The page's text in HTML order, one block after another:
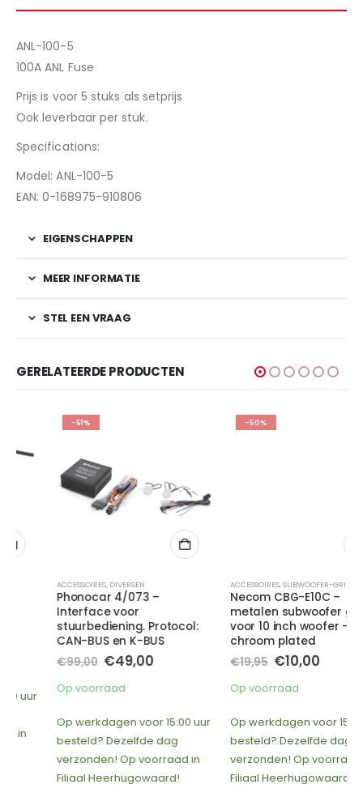
ANL-100-5
100A ANL Fuse
Prijs is voor 5 stuks als setprijs
Ook leverbaar per stuk.
Specifications:
Model: ANL-100-5
EAN: 0-168975-910806
EIGENSCHAPPEN
MEER INFORMATIE
STEL EEN VRAAG
GERELATEERDE PRODUCTEN
ACCESSOIRES,DIVERSEN
Phonocar 4/073 –
Interface voor
stuurbediening. Protocol:
CAN-BUS en K-BUS
99,00 Oorspronkelijke
prijs
was:
€99,00.
€49,00Huidige
prijs
is:
Op voorraad
Op werkdagen voor 15:00 uur
besteld? Dezelfde dag
verzonden! Op voorraad in
Filiaal Heerhugowaard!
ACCESSOIRES,SUBWOOFER-GRILL
Necom CBG-E10C –
metalen subwoofer grill
voor 10 inch woofer –
chroom plated
Oorspronkelijke
prijs
was:
€19,95.
€10,00Huidige
prijs
is:
Op voorraad
Op werkdagen voor 15:00 uur
besteld? Dezelfde dag
verzonden! Op voorraad in
Filiaal Heerhugowaard!